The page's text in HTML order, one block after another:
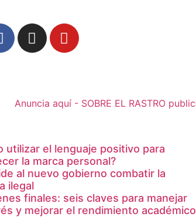
utilizar el lenguaje positivo para
la marca personal?
al nuevo gobierno combatir la
ilegal
finales: seis claves para manejar
y mejorar el rendimiento académico